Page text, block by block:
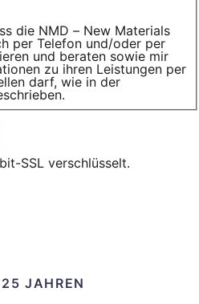
die NMD – New Materials
per Telefon und/oder per
und beraten sowie mir
zu ihren Leistungen per
darf, wie in der
SSL verschlüsselt.
JAHREN